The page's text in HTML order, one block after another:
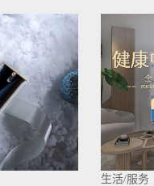
生活/服务